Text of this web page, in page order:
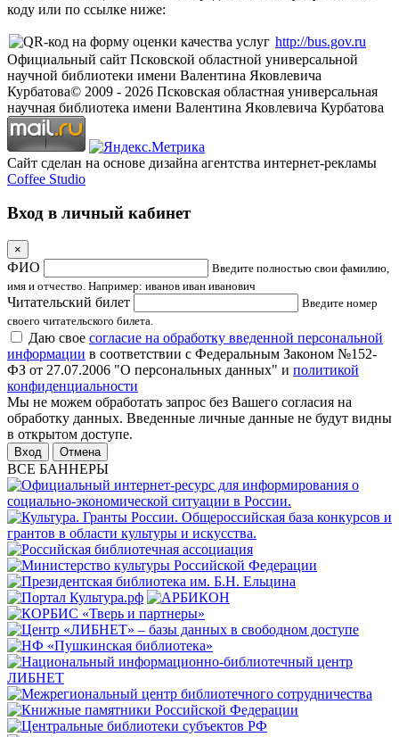
коду или по ссылке ниже:
http://bus.gov.ru
Официальный сайт Псковской областной универсальной
научной библиотеки имени Валентина Яковлевича
Курбатова© 2009 - 2026 Псковская областная универсальная
научная библиотека имени Валентина Яковлевича Курбатова
Сайт сделан на основе дизайна агентства интернет-рекламы
Coffee Studio
Вход в личный кабинет
×
ФИО
Введите полностью свои фамилию,
имя и отчество. Например: иванов иван иванович
Читательский билет
Введите номер
своего читательского билета.
Даю свое согласие на обработку введенной персональной
информации в соответствии с Федеральным Законом №152-
ФЗ от 27.07.2006 "О персональных данных" и политикой
конфиденциальности
Мы не можем обработать запрос без Вашего согласия на
обработку данных. Введенные личные данные не будут видны
в открытом доступе.
Отмена
ВСЕ БАННЕРЫ